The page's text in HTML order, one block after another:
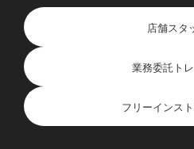
店舗スタ
業務委託ト
フリーインス